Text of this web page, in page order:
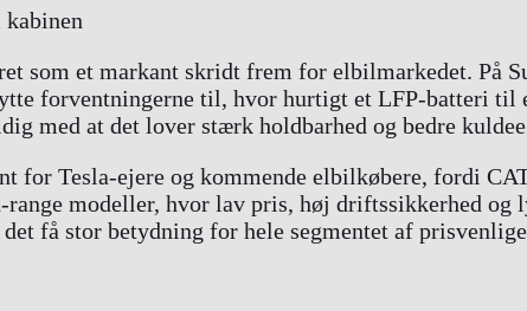
som et markant skridt frem for elbilmarkedet. På
forventningerne til, hvor hurtigt et LFP-batteri
med at det lover stærk holdbarhed og bedre
for Tesla-ejere og kommende elbilkøbere, fordi
range modeller, hvor lav pris, høj driftssikkerhed
få stor betydning for hele segmentet af